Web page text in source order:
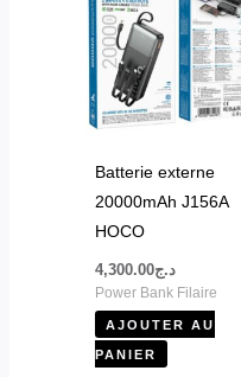
Batterie externe
20000mAh J156A
HOCO
د.ج4,300.00
Power Bank Filaire
AJOUTER AU
PANIER